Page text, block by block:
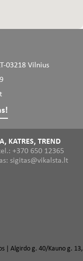
03218 Vilnius
KATRES, TREND
+370 650 12365
sigitas@vikalsta.lt
| Algirdo g. 40/Kauno g. 13,